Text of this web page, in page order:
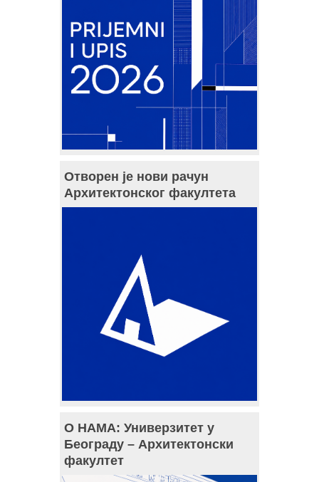
Отворен је нови рачун
Архитектонског факултета
О НАМА: Универзитет у
Београду – Архитектонски
факултет